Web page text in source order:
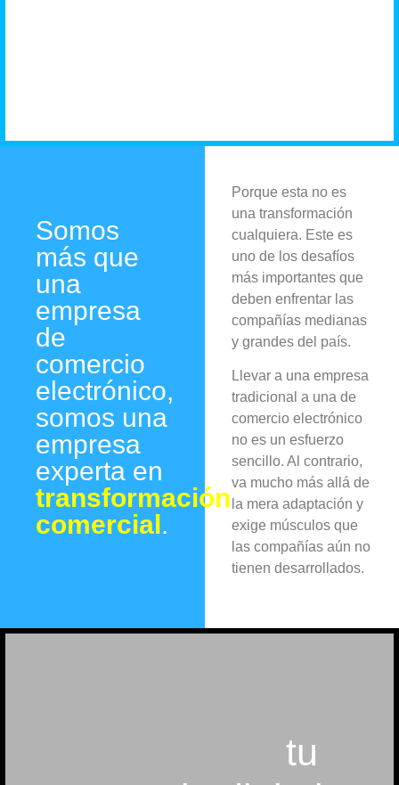
Somos
más que
una
empresa
de
comercio
electrónico,
somos una
empresa
experta en
transformación
comercial.
Porque esta no es
una transformación
cualquiera. Este es
uno de los desafíos
más importantes que
deben enfrentar las
compañías medianas
y grandes del país.
Llevar a una empresa
tradicional a una de
comercio electrónico
no es un esfuerzo
sencillo. Al contrario,
va mucho más allá de
la mera adaptación y
exige músculos que
las compañías aún no
tienen desarrollados.
tu